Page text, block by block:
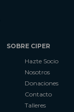
SOBRE CIPER
Hazte Socio
Nosotros
Donaciones
Contacto
Talleres